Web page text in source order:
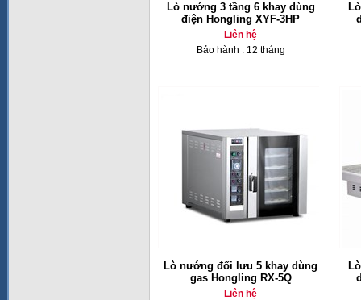
Lò nướng 3 tầng 6 khay dùng
điện Hongling XYF-3HP
Liên hệ
Bảo hành : 12 tháng
Lò nướng đối lưu 5 khay dùng
gas Hongling RX-5Q
Liên hệ